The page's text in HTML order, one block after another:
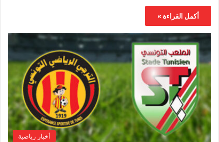
أكمل القراءة »
أخبار رياضية